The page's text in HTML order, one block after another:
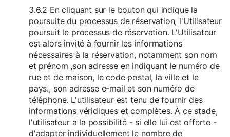
3.6.2 En cliquant sur le bouton qui indique la
poursuite du processus de réservation, l'Utilisateur
poursuit le processus de réservation. L'Utilisateur
est alors invité à fournir les informations
nécessaires à la réservation, notamment son nom
et prénom ,son adresse en indiquant le numéro de
rue et de maison, le code postal, la ville et le
pays., son adresse e-mail et son numéro de
téléphone. L'utilisateur est tenu de fournir des
informations véridiques et complètes. À ce stade,
l'utilisateur a la possibilité - si elle lui est offerte -
d'adapter individuellement le nombre de